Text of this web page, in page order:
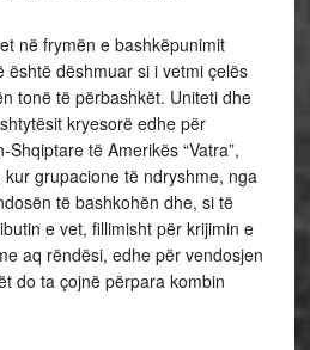
në frymën e bashkëpunimit
është dëshmuar si i vetmi çelës
tonë të përbashkët. Uniteti dhe
kryesorë edhe për
të Amerikës “Vatra”,
grupacione të ndryshme, nga
të bashkohën dhe, si të
e vet, fillimisht për krijimin e
aq rëndësi, edhe për vendosjen
do ta çojnë përpara kombin